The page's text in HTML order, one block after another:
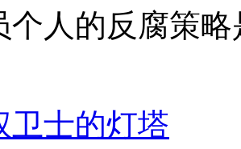
个人的反腐策
卫士的灯塔